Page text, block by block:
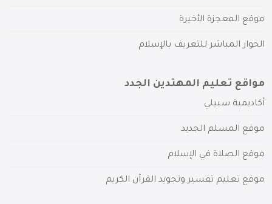
موقع المعجزة الأخيرة
الحوار المباشر للتعريف بالإسلام
مواقع تعليم المهتدين الجدد
أكاديمية سبيلي
موقع المسلم الجديد
موقع الصلاة في الإسلام
موقع تعليم تفسير وتجويد القرآن الكريم